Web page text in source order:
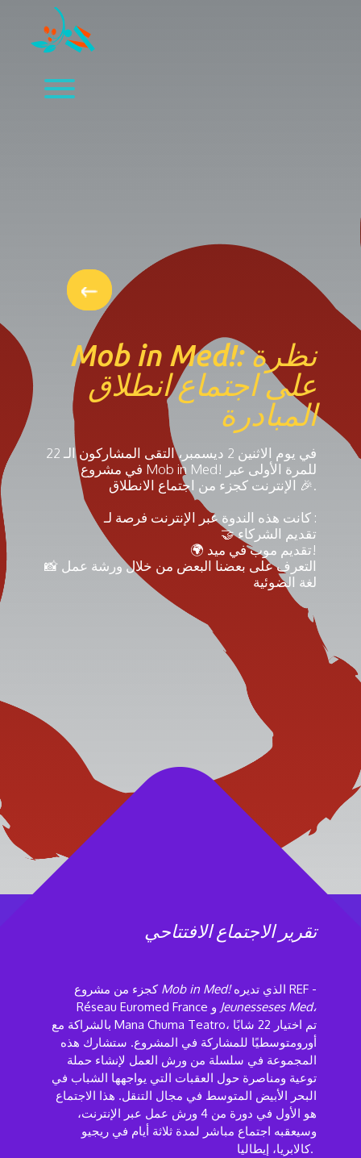
Mob in Med!: نظرة
على اجتماع انطلاق
المبادرة
في يوم الاثنين 2 ديسمبر، التقى المشاركون الـ 22
في مشروع Mob in Med! للمرة الأولى عبر
الإنترنت كجزء من اجتماع الانطلاق 🎉.
كانت هذه الندوة عبر الإنترنت فرصة لـ :
🤝 تقديم الشركاء
🌍 تقديم موب في ميد!
📸 التعرف على بعضنا البعض من خلال ورشة عمل
لغة الضوئية
تقرير الاجتماع الافتتاحي
كجزء من مشروع Mob in Med!الذي تديره REF -
Jeunesseses Med،
بالشراكة مع Mana Chuma Teatro، تم اختيار 22 شابًا
أورومتوسطيًا للمشاركة في المشروع. ستشارك هذه
المجموعة في سلسلة من ورش العمل لإنشاء حملة
توعية ومناصرة حول العقبات التي يواجهها الشباب في
البحر الأبيض المتوسط في مجال التنقل. هذا الاجتماع
هو الأول في دورة من 4 ورش عمل عبر الإنترنت،
وسيعقبه اجتماع مباشر لمدة ثلاثة أيام في ريجيو
كالابريا، إيطاليا.